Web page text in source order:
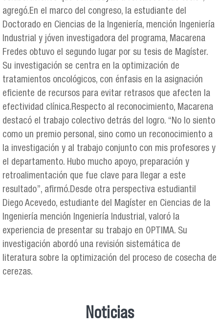
agregó.En el marco del congreso, la estudiante del
Doctorado en Ciencias de la Ingeniería, mención Ingeniería
Industrial y jóven investigadora del programa, Macarena
Fredes obtuvo el segundo lugar por su tesis de Magíster.
Su investigación se centra en la optimización de
tratamientos oncológicos, con énfasis en la asignación
eficiente de recursos para evitar retrasos que afecten la
efectividad clínica.Respecto al reconocimiento, Macarena
destacó el trabajo colectivo detrás del logro. “No lo siento
como un premio personal, sino como un reconocimiento a
la investigación y al trabajo conjunto con mis profesores y
el departamento. Hubo mucho apoyo, preparación y
retroalimentación que fue clave para llegar a este
resultado”, afirmó.Desde otra perspectiva estudiantil
Diego Acevedo, estudiante del Magíster en Ciencias de la
Ingeniería mención Ingeniería Industrial, valoró la
experiencia de presentar su trabajo en OPTIMA. Su
investigación abordó una revisión sistemática de
literatura sobre la optimización del proceso de cosecha de
cerezas.
Noticias